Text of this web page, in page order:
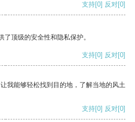
支持[0] 反对[0]
顶级的安全性和隐私保护。
支持[0] 反对[0]
我能够轻松找到目的地，了解当地的风土
支持[0] 反对[0]